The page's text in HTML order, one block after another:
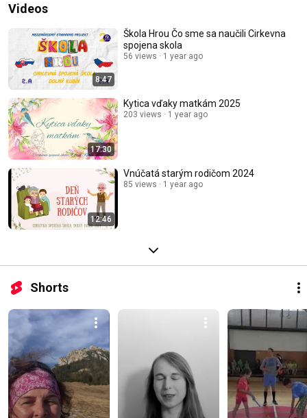
Videos
8:47
Škola Hrou Čo sme sa naučili Cirkevna
spojena skola
56 views 1 year ago
17:30
Kytica vďaky matkám 2025
203 views 1 year ago
12:46
Vnúčatá starým rodičom 2024
85 views 1 year ago
Shorts